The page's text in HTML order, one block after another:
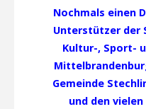
Nochmals einen
Unterstützer der
Kultur-, Sport-
Gemeinde
und den